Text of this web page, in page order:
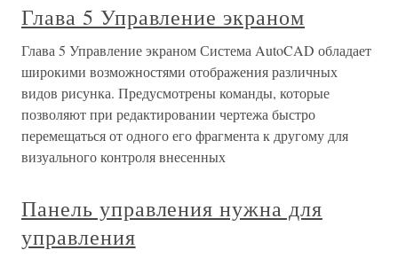
Глава 5 Управление экраном
Глава 5 Управление экраном Система AutoCAD обладает
широкими возможностями отображения различных
видов рисунка. Предусмотрены команды, которые
позволяют при редактировании чертежа быстро
перемещаться от одного его фрагмента к другому для
визуального контроля внесенных
Панель управления нужна для
управления